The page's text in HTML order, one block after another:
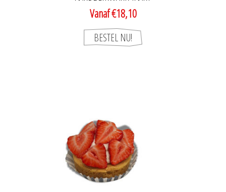
Vanaf €18,10